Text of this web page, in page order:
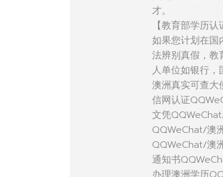
才。
【教育部学历认
如果您计划在国
法辨别真假，教
人单位如银行，
澳洲真实可查
信网认证
文凭
QQWeChat/澳
QQWeChat/澳
通知书